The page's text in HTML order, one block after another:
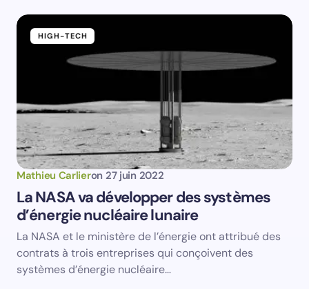
Votre adresse e-mail ne sera pas publiée.
Les
champs obligatoires sont indiqués avec *
Your Comment *
Name *
Email *
Prévenez-moi de tous les nouveaux commentaires par
e-mail.
Prévenez-moi de tous les nouveaux articles par e-
HIGH-TECH
Mathieu Carlieron 27 juin 2022
La NASA va développer des systèmes
d’énergie nucléaire lunaire
La NASA et le ministère de l’énergie ont attribué des
contrats à trois entreprises qui conçoivent des
systèmes d’énergie nucléaire…